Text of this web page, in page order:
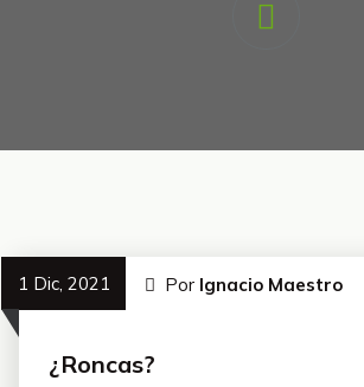
1 Dic, 2021 Por Ignacio Maestro
¿Roncas?